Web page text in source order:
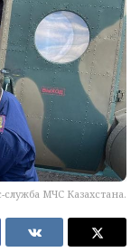
служба МЧС Казахстана.